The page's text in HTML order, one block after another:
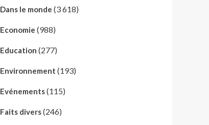
Dans le monde (3 618)
Economie (988)
Education (277)
Environnement (193)
Evénements(115)
Faits divers(246)